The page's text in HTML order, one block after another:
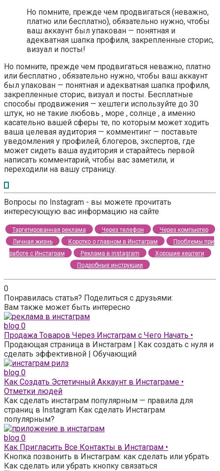
Но помните, прежде чем продвигаться (неважно,
платно или бесплатно), обязательно нужно, чтобы
ваш аккаунт был упакован — понятная и
адекватная шапка профиля, закрепленные сторис,
визуал и посты!
Но помните, прежде чем продвигаться неважно, платно
или бесплатно , обязательно нужно, чтобы ваш аккаунт
был упакован — понятная и адекватная шапка профиля,
закрепленные сторис, визуал и посты. Бесплатные
способы продвижения — хештеги используйте до 30
штук, но не такие любовь , море , солнце , а именно
касательно вашей сферы те, по которым может ходить
ваша целевая аудитория — комментинг — поставьте
уведомления у профилей, блогеров, экспертов, где
может сидеть ваша аудитория и старайтесь первой
написать комментарий, чтобы вас заметили, и
переходили на вашу страницу.
Вопросы по Instagram - вы можете прочитать
интересующую вас информацию на сайте
Таргетированная реклама Через телефон
Через компьютер
Личная жизнь
Коротко о главном в Инстаграм
Проблемы при
работе с Инстаграм
Реклама в instagram
Хорошие хештеги
Подробные инструкции
0
Понравилась статья? Поделиться с друзьями:
Вам также может быть интересно
blog 0
Продажа Товаров Через Инстаграм с Чего Начать •
Продающая страница в Инстаграм | Как создать с нуля и
сделать эффективной | Обучающий
blog 0
Как Создать Эстетичный Аккаунт в Инстаграме •
Отметки людей
Как сделать инстаграм популярным — правила для
страниц в Instagram Как сделать Инстаграм
популярным?
blog 0
Как Пригласить Все Контакты в Инстаграм •
Кнопка позвонить в Инстаграм: как сделать или убрать
Как сделать или убрать кнопку связаться